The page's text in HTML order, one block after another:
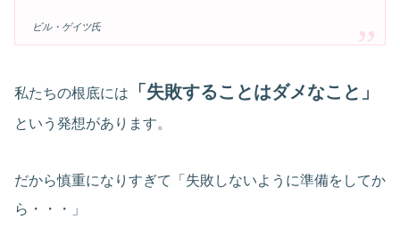
ビル・ゲイツ氏
私たちの根底には 「失敗することはダメなこと」
という発想があります。
だから慎重になりすぎて「失敗しないように準備をしてか
ら・・・」